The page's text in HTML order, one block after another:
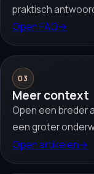
praktisch
Open FAQ→
03
Meer context
Open een breder
een groter
Open artikelen→